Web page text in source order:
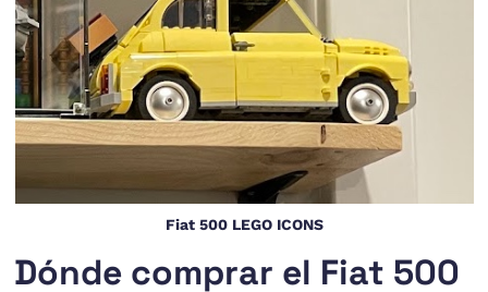
Fiat 500 LEGO ICONS
Dónde comprar el Fiat 500